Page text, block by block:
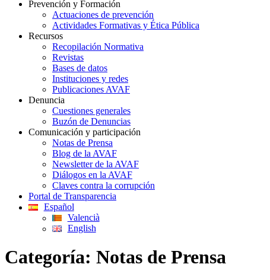
Prevención y Formación
Actuaciones de prevención
Actividades Formativas y Ética Pública
Recursos
Recopilación Normativa
Revistas
Bases de datos
Instituciones y redes
Publicaciones AVAF
Denuncia
Cuestiones generales
Buzón de Denuncias
Comunicación y participación
Notas de Prensa
Blog de la AVAF
Newsletter de la AVAF
Diálogos en la AVAF
Claves contra la corrupción
Portal de Transparencia
Español
Valencià
English
Categoría: Notas de Prensa